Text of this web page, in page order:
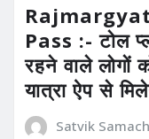
Pass :- टोल
रहने वाले लोगों
यात्रा ऐप से
Satvik